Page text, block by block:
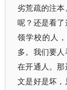
劣荒疏的注
呢？还是看
领学校的人
多。我们要
在开通人。
文是好是坏